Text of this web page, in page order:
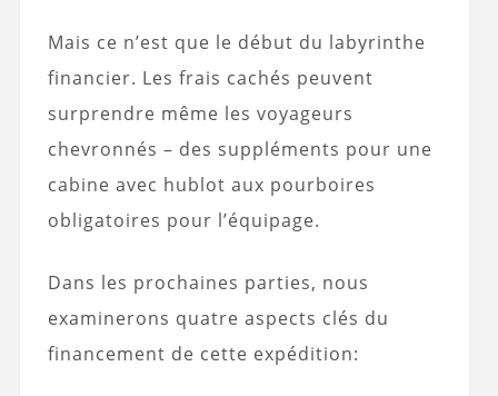
Mais ce n’est que le début du labyrinthe
financier. Les frais cachés peuvent
surprendre même les voyageurs
chevronnés – des suppléments pour une
cabine avec hublot aux pourboires
obligatoires pour l’équipage.
Dans les prochaines parties, nous
examinerons quatre aspects clés du
financement de cette expédition: